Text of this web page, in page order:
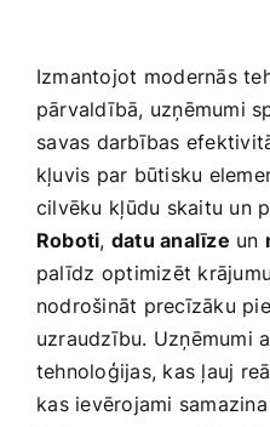
Izmantojot ⁣modernās‌
pārvaldībā, uzņēmumi
⁣savas darbības
kļuvis par būtisku
cilvēku ⁤kļūdu skaitu un
Roboti, datu analīze un
palīdz⁣ optimizēt
nodrošināt precīzāku
uzraudzību. Uzņēmumi
tehnoloģijas, kas ļauj
⁢kas ievērojami